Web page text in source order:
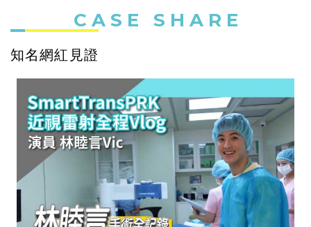
CASE SHARE
知名網紅見證